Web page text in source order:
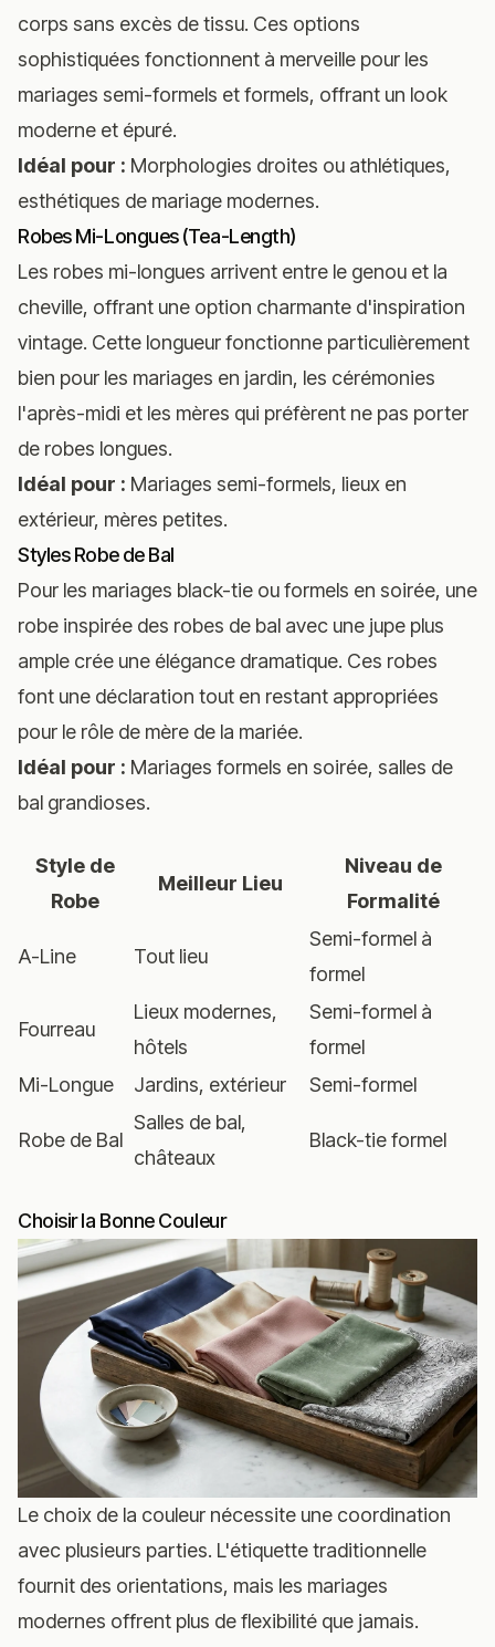
corps sans excès de tissu. Ces options
sophistiquées fonctionnent à merveille pour les
mariages semi-formels et formels, offrant un look
moderne et épuré.
Idéal pour : Morphologies droites ou athlétiques,
esthétiques de mariage modernes.
Robes Mi-Longues (Tea-Length)
Les robes mi-longues arrivent entre le genou et la
cheville, offrant une option charmante d'inspiration
vintage. Cette longueur fonctionne particulièrement
bien pour les mariages en jardin, les cérémonies
l'après-midi et les mères qui préfèrent ne pas porter
de robes longues.
Idéal pour : Mariages semi-formels, lieux en
extérieur, mères petites.
Styles Robe de Bal
Pour les mariages black-tie ou formels en soirée, une
robe inspirée des robes de bal avec une jupe plus
ample crée une élégance dramatique. Ces robes
font une déclaration tout en restant appropriées
pour le rôle de mère de la mariée.
Idéal pour : Mariages formels en soirée, salles de
bal grandioses.
Style de
Robe
Meilleur Lieu
Niveau de
Formalité
A-Line Tout lieu
Semi-formel à
formel
Fourreau
Lieux modernes,
hôtels
Semi-formel à
formel
Mi-Longue
Jardins, extérieur Semi-formel
Robe de Bal
Salles de bal,
châteaux
Black-tie formel
Choisir la Bonne Couleur
Le choix de la couleur nécessite une coordination
avec plusieurs parties. L'étiquette traditionnelle
fournit des orientations, mais les mariages
modernes offrent plus de flexibilité que jamais.